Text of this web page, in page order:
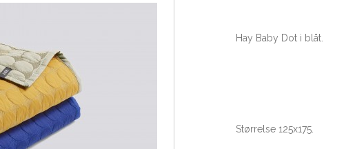
Hay Baby Dot i blåt.
Størrelse 125x175.